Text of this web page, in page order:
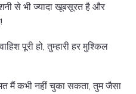
से भी ज्यादा खूबसूरत है और
पूरी हो, तुम्हारी हर मुश्किल
मैं कभी नहीं चुका सकता, तुम जैसा